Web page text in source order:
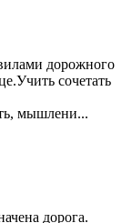
дорожного
сочетать
мышлени...
дорога.